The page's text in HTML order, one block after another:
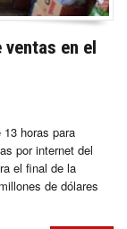
en el
horas para
por internet del
el final de la
de dólares